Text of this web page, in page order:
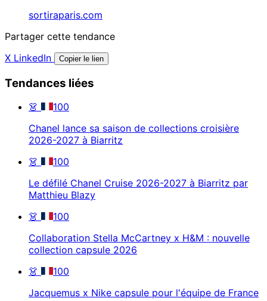
sortiraparis.com
Partager cette tendance
X LinkedIn Copier le lien
Tendances liées
👗
100
Chanel lance sa saison de collections croisière
2026-2027 à Biarritz
👗
100
Le défilé Chanel Cruise 2026-2027 à Biarritz par
Matthieu Blazy
👗
100
Collaboration Stella McCartney x H&M : nouvelle
collection capsule 2026
👗
100
Jacquemus x Nike capsule pour l'équipe de France